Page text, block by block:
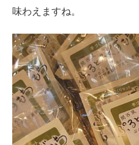
味わえますね。